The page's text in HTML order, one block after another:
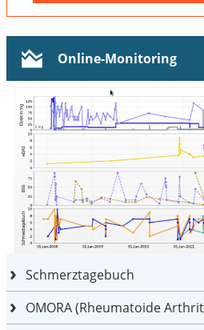
Online-Monitoring
Schmerztagebuch
OMORA (Rheumatoide